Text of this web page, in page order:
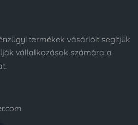
termékek vásárlóit segítjük
vállalkozások számára a